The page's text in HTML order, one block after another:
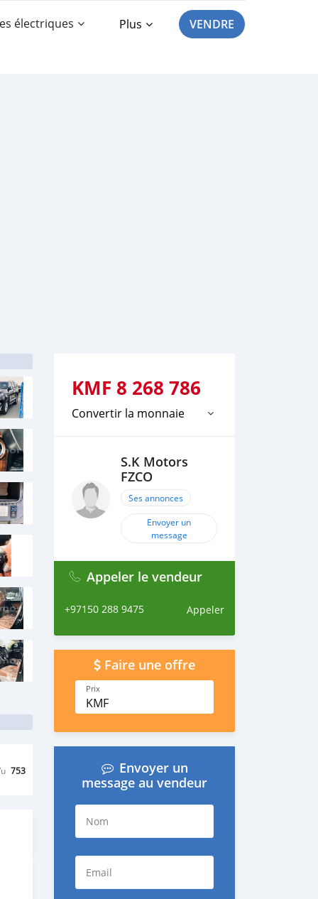
électriques Plus VENDRE
753
KMF 8 268 786
Convertir la monnaie
S.K Motors
FZCO
Ses annonces
Envoyer un
message
Appeler le vendeur
+97150 288 9475 Appeler
Faire une offre
Prix
KMF
Envoyer un
message au vendeur
Nom
Email